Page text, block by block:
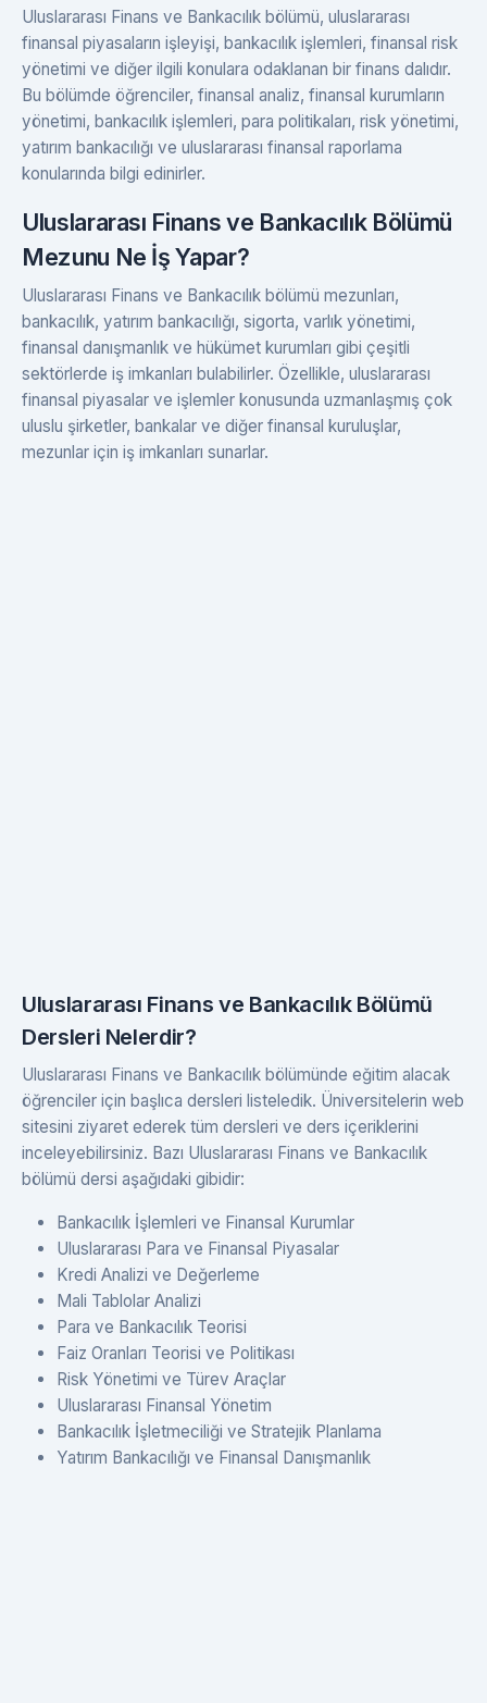
Uluslararası Finans ve Bankacılık bölümü, uluslararası
finansal piyasaların işleyişi, bankacılık işlemleri, finansal risk
yönetimi ve diğer ilgili konulara odaklanan bir finans dalıdır.
Bu bölümde öğrenciler, finansal analiz, finansal kurumların
yönetimi, bankacılık işlemleri, para politikaları, risk yönetimi,
yatırım bankacılığı ve uluslararası finansal raporlama
konularında bilgi edinirler.
Uluslararası Finans ve Bankacılık Bölümü
Mezunu Ne İş Yapar?
Uluslararası Finans ve Bankacılık bölümü mezunları,
bankacılık, yatırım bankacılığı, sigorta, varlık yönetimi,
finansal danışmanlık ve hükümet kurumları gibi çeşitli
sektörlerde iş imkanları bulabilirler. Özellikle, uluslararası
finansal piyasalar ve işlemler konusunda uzmanlaşmış çok
uluslu şirketler, bankalar ve diğer finansal kuruluşlar,
mezunlar için iş imkanları sunarlar.
Uluslararası Finans ve Bankacılık Bölümü
Dersleri Nelerdir?
Uluslararası Finans ve Bankacılık bölümünde eğitim alacak
öğrenciler için başlıca dersleri listeledik. Üniversitelerin web
sitesini ziyaret ederek tüm dersleri ve ders içeriklerini
inceleyebilirsiniz. Bazı Uluslararası Finans ve Bankacılık
bölümü dersi aşağıdaki gibidir:
Bankacılık İşlemleri ve Finansal Kurumlar
Uluslararası Para ve Finansal Piyasalar
Kredi Analizi ve Değerleme
Mali Tablolar Analizi
Para ve Bankacılık Teorisi
Faiz Oranları Teorisi ve Politikası
Risk Yönetimi ve Türev Araçlar
Uluslararası Finansal Yönetim
Bankacılık İşletmeciliği ve Stratejik Planlama
Yatırım Bankacılığı ve Finansal Danışmanlık